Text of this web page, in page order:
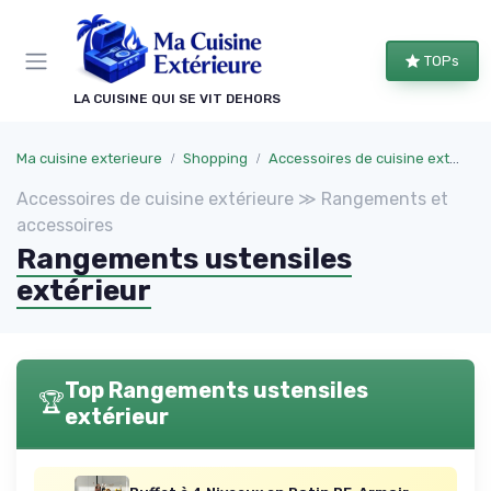
LA CUISINE QUI SE VIT DEHORS
TOPs
Ma cuisine exterieure Shopping Accessoires de cuisine extérieure
Accessoires de cuisine extérieure ≫ Rangements et
accessoires
Rangements ustensiles
extérieur
🏆Top Rangements ustensiles
extérieur
Panneau de gestion des cookies